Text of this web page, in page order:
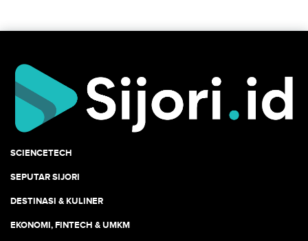
SCIENCETECH
SEPUTAR SIJORI
DESTINASI & KULINER
EKONOMI, FINTECH & UMKM